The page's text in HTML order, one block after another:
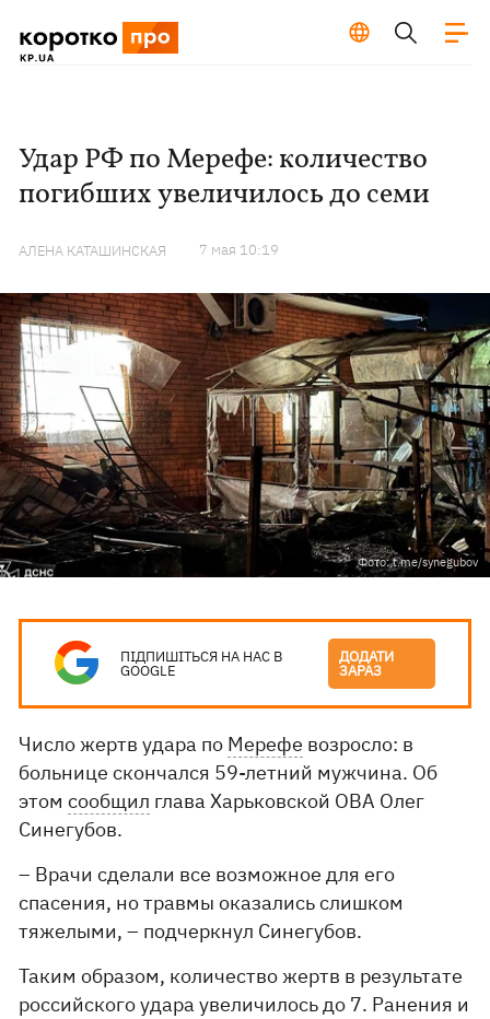
Удар РФ по Мерефе: количество
погибших увеличилось до семи
АЛЕНА КАТАШИНСКАЯ 7 мая 10:19
Фото: t.me/synegubov
ПІДПИШІТЬСЯ НА НАС В
GOOGLE
ДОДАТИ
ЗАРАЗ
Число жертв удара по Мерефе возросло: в
больнице скончался 59-летний мужчина. Об
этомсообщил глава Харьковской ОВА Олег
Синегубов.
– Врачи сделали все возможное для его
спасения, но травмы оказались слишком
тяжелыми, – подчеркнул Синегубов.
Таким образом, количество жертв в результате
российского удара увеличилось до 7. Ранения и